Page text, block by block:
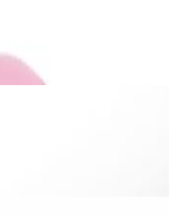
Добавлено